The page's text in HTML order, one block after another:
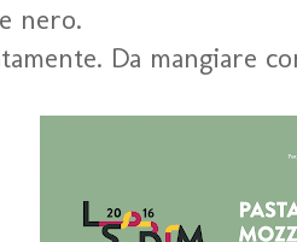
nero.
Da mangiare